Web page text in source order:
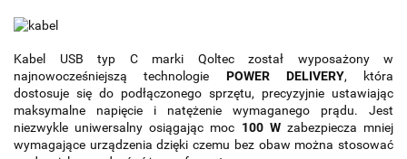
Kabel USB typ C marki Qoltec został wyposażony w
najnowocześniejszą technologie POWER DELIVERY, która
dostosuje się do podłączonego sprzętu, precyzyjnie ustawiając
maksymalne napięcie i natężenie wymaganego prądu. Jest
niezwykle uniwersalny osiągając moc 100 Wzabezpiecza mniej
wymagające urządzenia dzięki czemu bez obaw można stosować